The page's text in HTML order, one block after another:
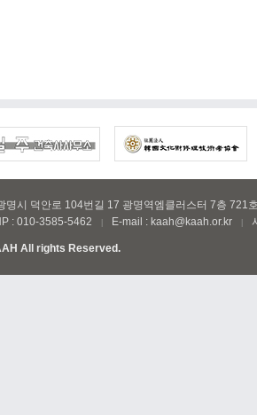
명시 덕안로 104번길 17 광명역엠클러스터 7층 721
: 010-3585-5462 E-mail : kaah@kaah.or.kr
All rights Reserved.